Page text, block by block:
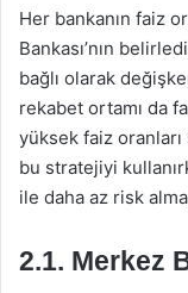
Her bankanın faiz
Bankası’nın
bağlı olarak
rekabet ortamı da
yüksek faiz
bu stratejiyi
ile daha az risk
2.1. Merkez